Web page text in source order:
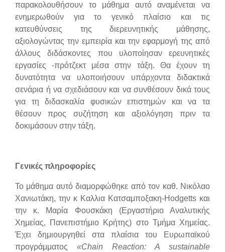
παρακολουθήσουν το μάθημα αυτό αναμένεται να
ενημερωθούν για το γενικό πλαίσιο και τις
κατευθύνσεις της διερευνητικής μάθησης,
αξιολογώντας την εμπειρία και την εφαρμογή της από
άλλους διδάσκοντες που υλοποίησαν ερευνητικές
εργασίες -πρότζεκτ μέσα στην τάξη. Θα έχουν τη
δυνατότητα να υλοποιήσουν υπάρχοντα διδακτικά
σενάρια ή να σχεδιάσουν και να συνθέσουν δικά τους
για τη διδασκαλία φυσικών επιστημών και να τα
θέσουν προς συζήτηση και αξιολόγηση πριν τα
δοκιμάσουν στην τάξη.
Γενικές πληροφορίες
Το μάθημα αυτό διαμορφώθηκε από τον καθ. Νικόλαο
Χανιωτάκη, την κ Καλλια Κατσαμποξακη-Hodgetts και
την κ. Μαρία Φουσκάκη (Εργαστήριο Αναλυτικής
Χημείας, Πανεπιστήμιο Κρήτης) στο Τμήμα Χημείας.
Έχει δημιουργηθεί στα πλαίσια του Ευρωπαϊκού
προγράμματος
«Chain Reaction: A sustainable